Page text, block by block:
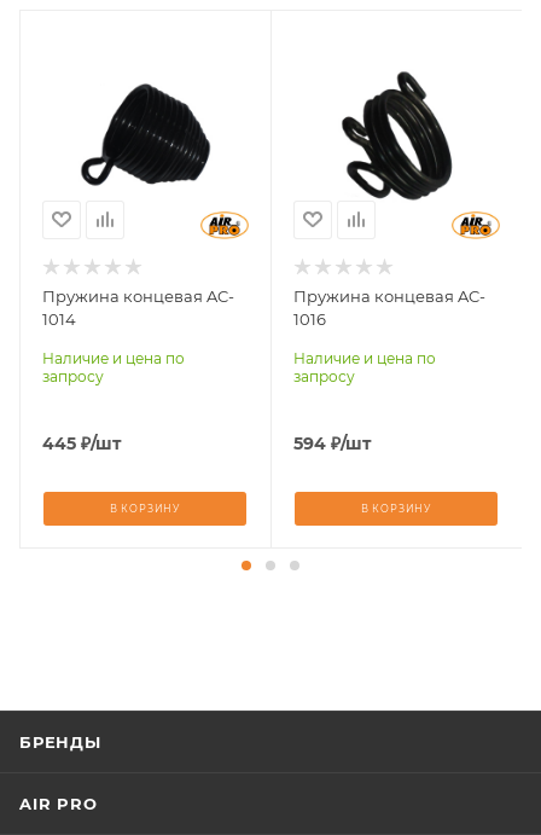
RH-9502X, RH-
9503X, RH-9504X
Пружина концевая AC-
1014
Наличие и цена по
запросу
445 ₽/шт
В КОРЗИНУ
RH-9501X
Пружина концевая AC-
1016
Наличие и цена по
запросу
594 ₽/шт
В КОРЗИНУ
БРЕНДЫ
AIR PRO